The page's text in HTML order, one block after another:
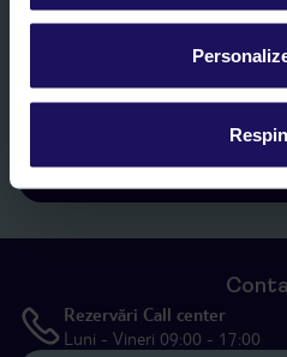
Sunt de acord cu prelucrarea
Romania SRL în scopuri de
specificat în„Informații privind
inclusiv utilizarea așa-
Rezervări Call center
Luni - Vineri 09:00 - 17:00